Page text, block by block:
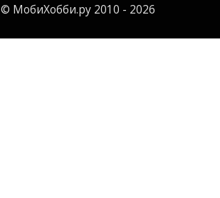
© МобиХобби.ру 2010 - 2026